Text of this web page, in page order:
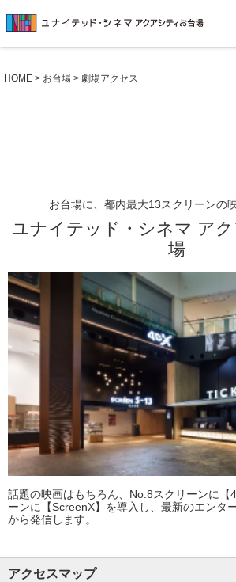
HOME > お台場 > 劇場アクセス
お台場に、都内最大13スクリーンの
ユナイテッド・シネマ ア
場
話題の映画はもちろん、No.8スクリーンに【
ーンに【ScreenX】を導入し、最新のエンタ
から発信します。
アクセスマップ